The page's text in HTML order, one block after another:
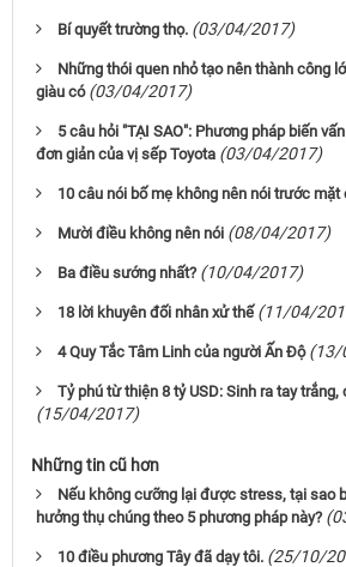
Bí quyết trường thọ. (03/04/2017)
Những thói quen nhỏ tạo nên thành công
giàu có (03/04/2017)
5 câu hỏi "TẠI SAO": Phương pháp biến
đơn giản của vị sếp Toyota (03/04/2017)
10 câu nói bố mẹ không nên nói trước mặt
Mười điều không nên nói (08/04/2017)
Ba điều sướng nhất? (10/04/2017)
18 lời khuyên đối nhân xử thế (11/04/
4 Quy Tắc Tâm Linh của người Ấn Độ (13/
Tỷ phú từ thiện 8 tỷ USD: Sinh ra tay trắng,
(15/04/2017)
Những tin cũ hơn
Nếu không cưỡng lại được stress, tại sao
hưởng thụ chúng theo 5 phương pháp này?
10 điều phương Tây đã dạy tôi. (25/10/